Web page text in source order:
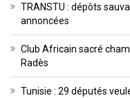
TRANSTU : dépôts
annoncées
Club Africain sacré
Radès
Tunisie : 29 députés